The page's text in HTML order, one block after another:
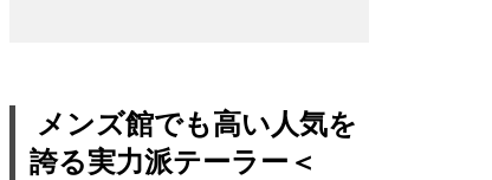
メンズ館でも高い人気を
誇る実力派テーラー＜